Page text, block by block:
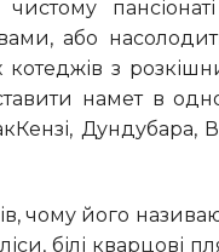
або
котеджів з
намет в
Дундубара,
білі кварцові